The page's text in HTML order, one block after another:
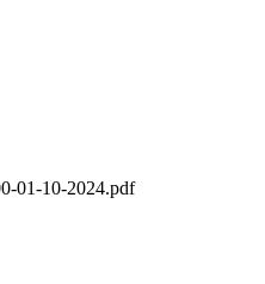
01-10-2024.pdf